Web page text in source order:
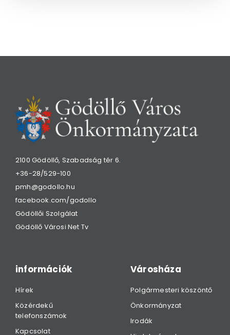
2100 Gödöllő, Szabadság tér 6.
+36-28/529-100
pmh@godollo.hu
facebook.com/godollo
Gödöllői Szolgálat
Gödöllő Városi Net Tv
információk
Hírek
Közérdekű
telefonszámok
Kapcsolat
Városháza
Polgármesteri köszöntő
Önkormányzat
Irodák